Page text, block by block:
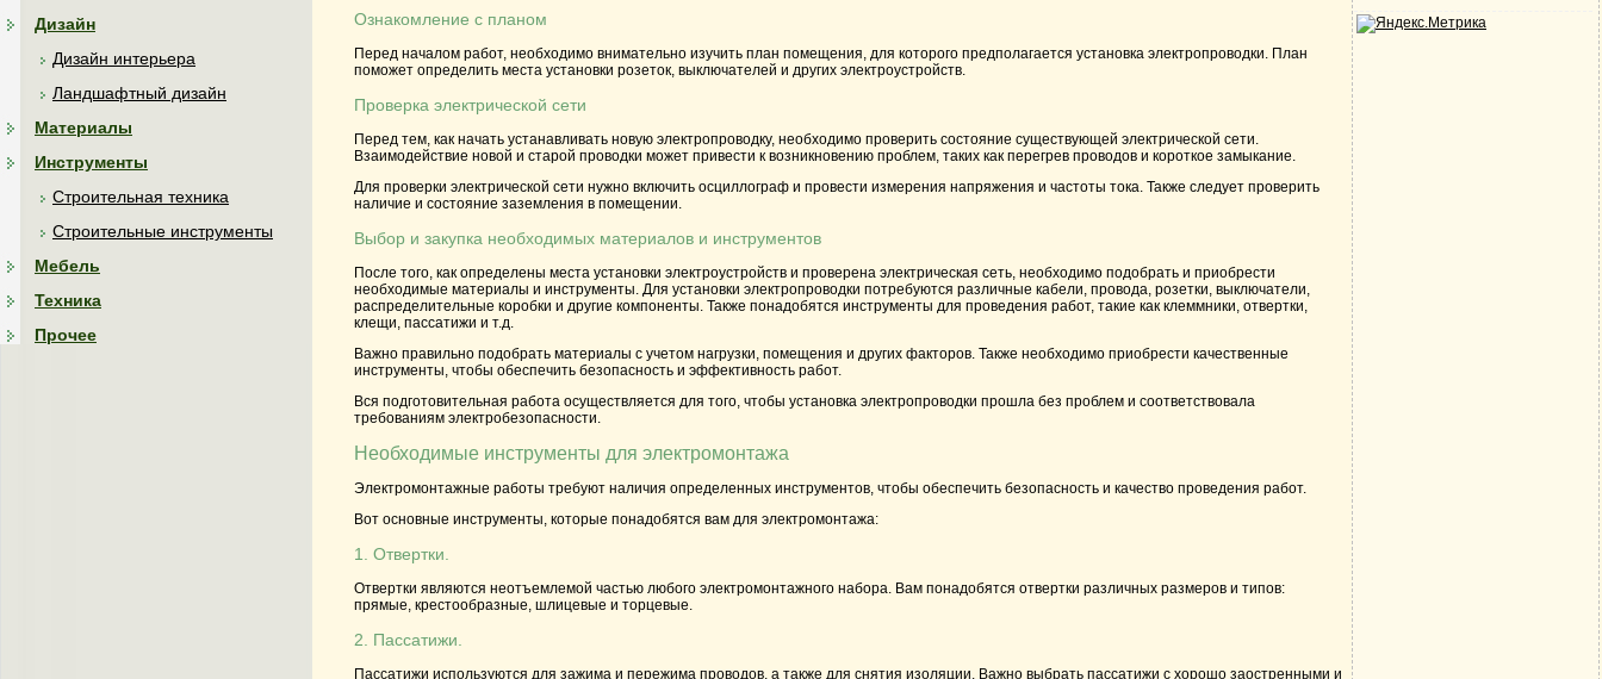
Дизайн
Дизайн интерьера
Ландшафтный дизайн
Материалы
Инструменты
Строительная техника
Строительные инструменты
Мебель
Техника
Прочее
Ознакомление с планом
Перед началом работ, необходимо внимательно изучить план помещения, для которого предполагается установка электропроводки. План
поможет определить места установки розеток, выключателей и других электроустройств.
Проверка электрической сети
Перед тем, как начать устанавливать новую электропроводку, необходимо проверить состояние существующей электрической сети.
Взаимодействие новой и старой проводки может привести к возникновению проблем, таких как перегрев проводов и короткое замыкание.
Для проверки электрической сети нужно включить осциллограф и провести измерения напряжения и частоты тока. Также следует проверить
наличие и состояние заземления в помещении.
Выбор и закупка необходимых материалов и инструментов
После того, как определены места установки электроустройств и проверена электрическая сеть, необходимо подобрать и приобрести
необходимые материалы и инструменты. Для установки электропроводки потребуются различные кабели, провода, розетки, выключатели,
распределительные коробки и другие компоненты. Также понадобятся инструменты для проведения работ, такие как клеммники, отвертки,
клещи, пассатижи и т.д.
Важно правильно подобрать материалы с учетом нагрузки, помещения и других факторов. Также необходимо приобрести качественные
инструменты, чтобы обеспечить безопасность и эффективность работ.
Вся подготовительная работа осуществляется для того, чтобы установка электропроводки прошла без проблем и соответствовала
требованиям электробезопасности.
Необходимые инструменты для электромонтажа
Электромонтажные работы требуют наличия определенных инструментов, чтобы обеспечить безопасность и качество проведения работ.
Вот основные инструменты, которые понадобятся вам для электромонтажа:
1. Отвертки.
Отвертки являются неотъемлемой частью любого электромонтажного набора. Вам понадобятся отвертки различных размеров и типов:
прямые, крестообразные, шлицевые и торцевые.
2. Пассатижи.
Пассатижи используются для зажима и пережима проводов, а также для снятия изоляции. Важно выбрать пассатижи с хорошо заостренными и